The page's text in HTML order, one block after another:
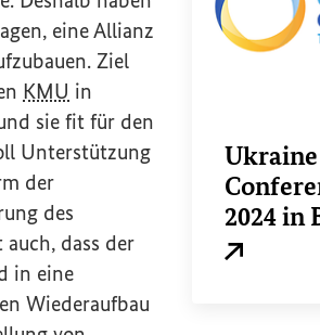
2024 in
eine Allianz
Ziel
KMU in
sie fit für den
Unterstützung
der
des
dass der
in eine
Wiederaufbau